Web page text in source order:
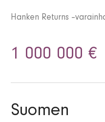
Hanken Returns
1 000 000 €
Suomen